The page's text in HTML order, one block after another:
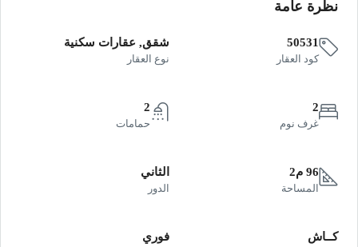
نظرة عامة
50531
كود العقار
شقق, عقارات سكنية
نوع العقار
2
غرف نوم
2
حمامات
96 م2
المساحة
الثاني
الدور
كــاش فوري